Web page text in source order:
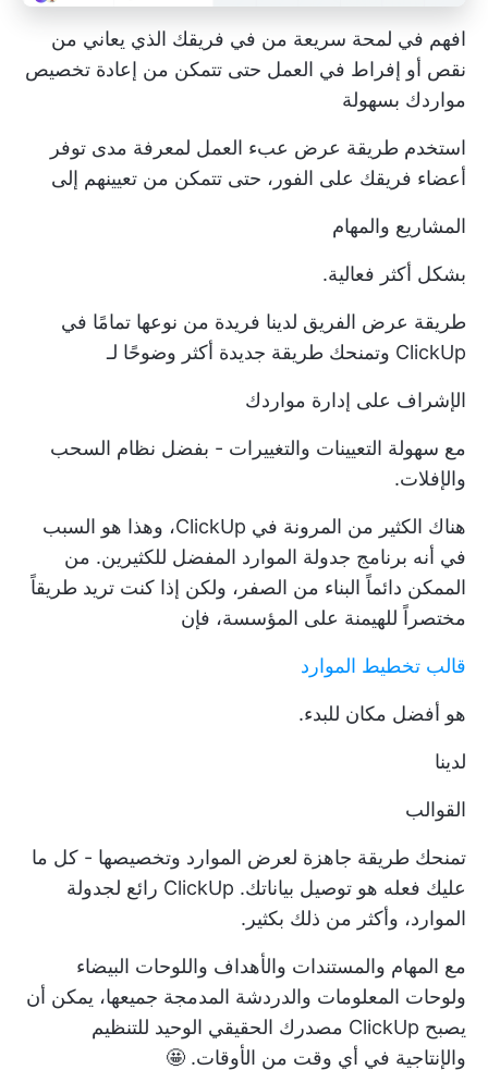
افهم في لمحة سريعة من في فريقك الذي يعاني من
نقص أو إفراط في العمل حتى تتمكن من إعادة تخصيص
مواردك بسهولة
استخدم طريقة عرض عبء العمل لمعرفة مدى توفر
أعضاء فريقك على الفور، حتى تتمكن من تعيينهم إلى
المشاريع والمهام
بشكل أكثر فعالية.
طريقة عرض الفريق لدينا فريدة من نوعها تمامًا في
ClickUp وتمنحك طريقة جديدة أكثر وضوحًا لـ
الإشراف على إدارة مواردك
مع سهولة التعيينات والتغييرات - بفضل نظام السحب
والإفلات.
هناك الكثير من المرونة في ClickUp، وهذا هو السبب
في أنه برنامج جدولة الموارد المفضل للكثيرين. من
الممكن دائماً البناء من الصفر، ولكن إذا كنت تريد طريقاً
مختصراً للهيمنة على المؤسسة، فإن
قالب تخطيط الموارد
هو أفضل مكان للبدء.
لدينا
القوالب
تمنحك طريقة جاهزة لعرض الموارد وتخصيصها - كل ما
عليك فعله هو توصيل بياناتك. ClickUp رائع لجدولة
الموارد، وأكثر من ذلك بكثير.
مع المهام والمستندات والأهداف واللوحات البيضاء
ولوحات المعلومات والدردشة المدمجة جميعها، يمكن أن
يصبح ClickUp مصدرك الحقيقي الوحيد للتنظيم
والإنتاجية في أي وقت من الأوقات. 🤩